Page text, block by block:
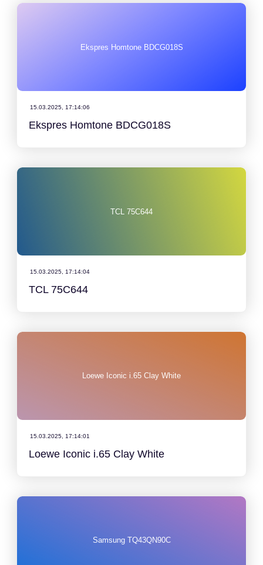
Ekspres Homtone BDCG018S
15.03.2025, 17:14:06
Ekspres Homtone BDCG018S
TCL 75C644
15.03.2025, 17:14:04
TCL 75C644
Loewe Iconic i.65 Clay White
15.03.2025, 17:14:01
Loewe Iconic i.65 Clay White
Samsung TQ43QN90C